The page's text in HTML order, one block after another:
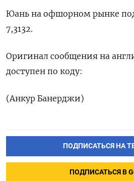
Юань на офшорном рынке
7,3132.
Оригинал сообщения на
доступен по коду:
(Анкур Банерджи)
ПОДПИСАТЬСЯ НА
ПОДПИСАТЬСЯ В